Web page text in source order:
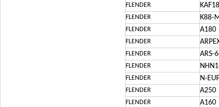
FLENDER
FLENDER K88-
FLENDER A180
FLENDER
FLENDER ARS-
FLENDER
FLENDER N-
FLENDER A250
FLENDER A160